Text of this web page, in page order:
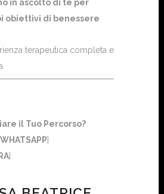
in ascolto di te per
obiettivi di benessere
terapeutica completa e
il Tuo Percorso?
]
]